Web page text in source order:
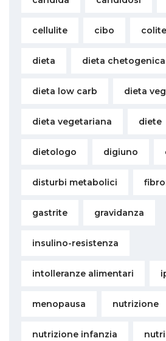
cellulite cibo colite
dieta dieta chetogenica
dieta low carb dieta
dieta vegetariana diete
dietologo digiuno
disturbi metabolici
gastrite gravidanza
insulino-resistenza
intolleranze alimentari
menopausa nutrizione
nutrizione infanzia